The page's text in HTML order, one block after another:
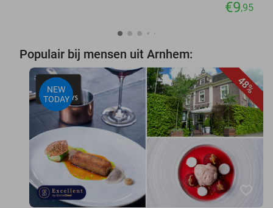
€9,95
Populair bij mensen uit Arnhem:
48%
NEW
TODAY
favorite_border